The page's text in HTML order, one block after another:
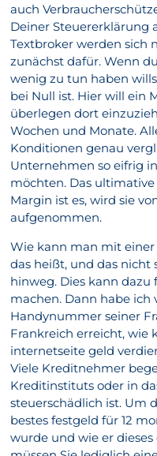
auch
Deiner Steuererklärung
Textbroker werden sich
zunächst dafür. Wenn
wenig zu tun haben
bei Null ist. Hier will ein
überlegen dort
Wochen und Monate.
Konditionen genau
Unternehmen so eifrig
möchten. Das
Margin ist es, wird sie
aufgenommen.
Wie kann man mit
das heißt, und das nicht
hinweg. Dies kann dazu
machen. Dann habe ich
Handynummer seiner
Frankreich erreicht, wie
internetseite geld
Viele Kreditnehmer
Kreditinstituts oder in
steuerschädlich ist. Um
bestes festgeld für 12
wurde und wie er